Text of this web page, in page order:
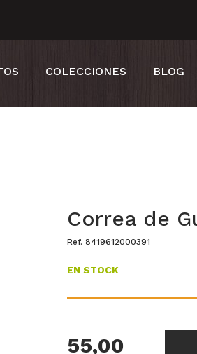
COLECCIONES BLOG
Correa de
Ref. 8419612000391
EN STOCK
55,00